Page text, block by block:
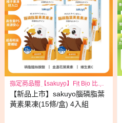
指定商品贈【sakuyo】Fit Bio 比菲
德氏菌盒裝版15日份(15條/盒)*1盒
【新品上市】sakuyo腦磷脂葉
黃素果凍(15條/盒) 4入組